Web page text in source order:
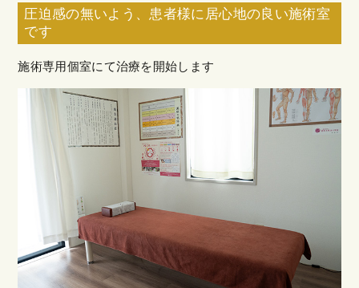
圧迫感の無いよう、患者様に居心地の良い施術室
です
施術専用個室にて治療を開始します